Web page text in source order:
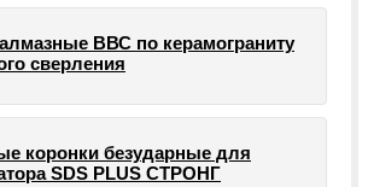
ВВС по керамограниту
сверления
коронки безударные для
SDS PLUS СТРОНГ